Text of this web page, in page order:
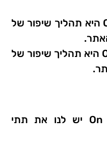
אופטימיזציית On Site היא תהליך שיפור של
אופטימיזציית Off Site היא תהליך שיפור של
בתוך אופטימיזציית On Site יש לנו את תתי